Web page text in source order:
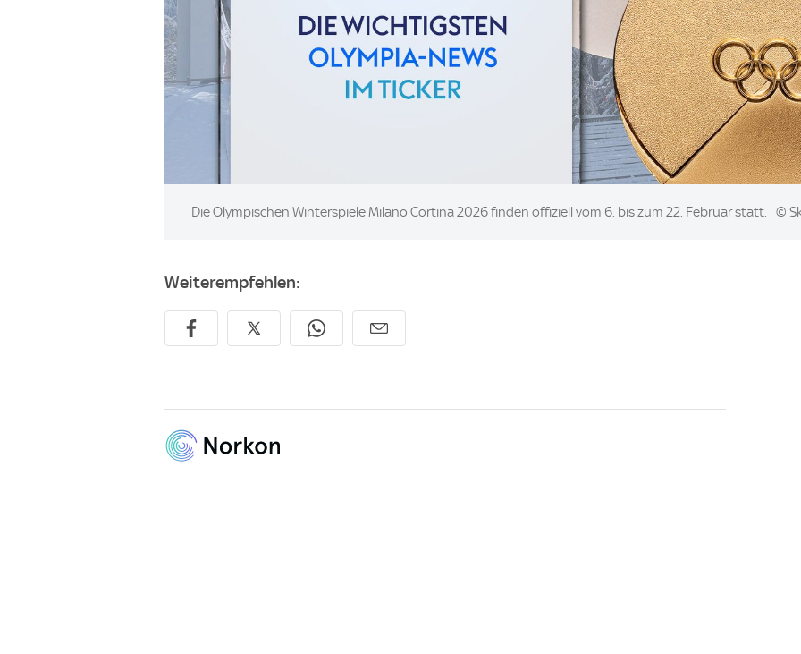
Image:
Die Olympischen Winterspiele Milano Cortina 2026 finden offiziell vom 6. bis zum 22. Februar statt. ©
Weiterempfehlen: